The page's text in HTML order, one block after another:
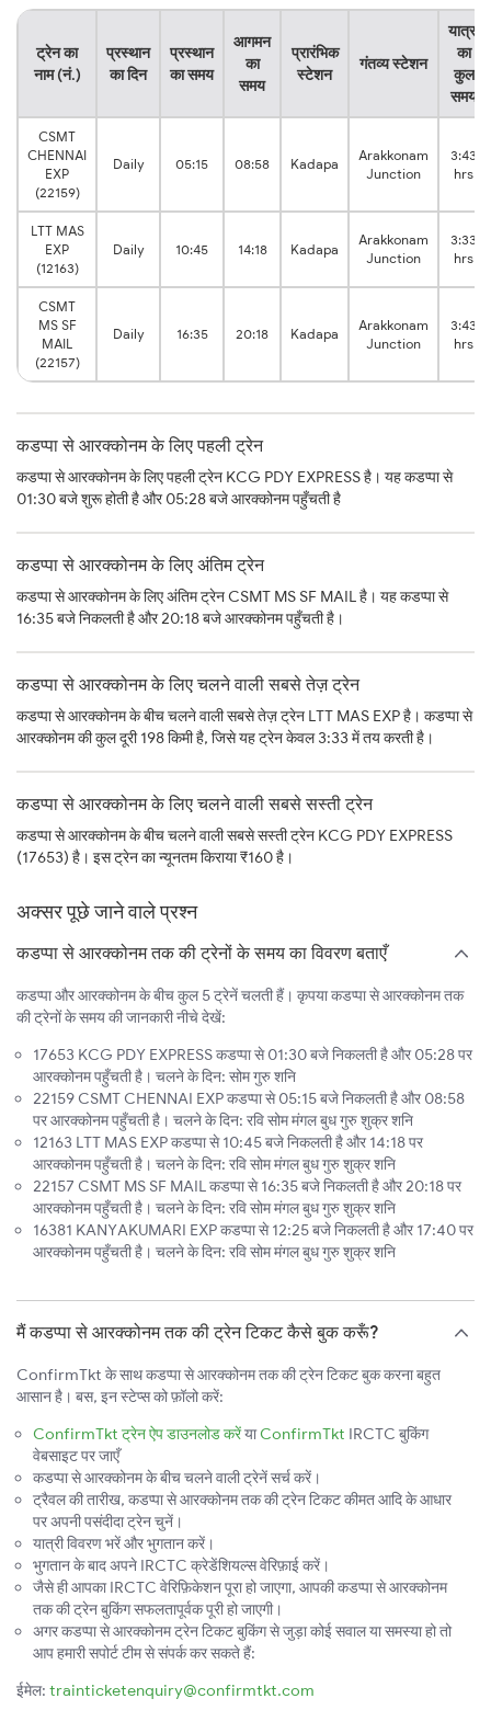
ट्रेन का
नाम (नं.)
प्रस्थान
का दिन
प्रस्थान
का समय
आगमन
का
समय
प्रारंभिक
स्टेशन
गंतव्य स्टेशन
यात्रा
का
कुल
समय
CSMT
CHENNAI
EXP
(22159)
Daily 05:15 08:58 Kadapa
Arakkonam
Junction
3:43
hrs
LTT MAS
EXP
(12163)
Daily 10:45 14:18 Kadapa
Arakkonam
Junction
3:33
hrs
CSMT
MS SF
MAIL
(22157)
Daily 16:35 20:18 Kadapa
Arakkonam
Junction
3:43
hrs
कडप्पा से आरक्कोनम के लिए पहली ट्रेन
कडप्पा से आरक्कोनम के लिए पहली ट्रेन KCG PDY EXPRESS है। यह कडप्पा से
01:30 बजे शुरू होती है और 05:28 बजे आरक्कोनम पहुँचती है
कडप्पा से आरक्कोनम के लिए अंतिम ट्रेन
कडप्पा से आरक्कोनम के लिए अंतिम ट्रेन CSMT MS SF MAIL है। यह कडप्पा से
16:35 बजे निकलती है और 20:18 बजे आरक्कोनम पहुँचती है।
कडप्पा से आरक्कोनम के लिए चलने वाली सबसे तेज़ ट्रेन
कडप्पा से आरक्कोनम के बीच चलने वाली सबसे तेज़ ट्रेन LTT MAS EXP है। कडप्पा से
आरक्कोनम की कुल दूरी 198 किमी है, जिसे यह ट्रेन केवल 3:33 में तय करती है।
कडप्पा से आरक्कोनम के लिए चलने वाली सबसे सस्ती ट्रेन
कडप्पा से आरक्कोनम के बीच चलने वाली सबसे सस्ती ट्रेन KCG PDY EXPRESS
(17653) है। इस ट्रेन का न्यूनतम किराया ₹160 है।
अक्सर पूछे जाने वाले प्रश्न
कडप्पा से आरक्कोनम तक की ट्रेनों के समय का विवरण बताएँ
कडप्पा और आरक्कोनम के बीच कुल 5 ट्रेनें चलती हैं। कृपया कडप्पा से आरक्कोनम तक
की ट्रेनों के समय की जानकारी नीचे देखें:
17653 KCG PDY EXPRESS कडप्पा से 01:30 बजे निकलती है और 05:28 पर
आरक्कोनम पहुँचती है। चलने के दिन: सोम गुरु शनि
22159 CSMT CHENNAI EXP कडप्पा से 05:15 बजे निकलती है और 08:58
पर आरक्कोनम पहुँचती है। चलने के दिन: रवि सोम मंगल बुध गुरु शुक्र शनि
12163 LTT MAS EXP कडप्पा से 10:45 बजे निकलती है और 14:18 पर
आरक्कोनम पहुँचती है। चलने के दिन: रवि सोम मंगल बुध गुरु शुक्र शनि
22157 CSMT MS SF MAIL कडप्पा से 16:35 बजे निकलती है और 20:18 पर
आरक्कोनम पहुँचती है। चलने के दिन: रवि सोम मंगल बुध गुरु शुक्र शनि
16381 KANYAKUMARI EXP कडप्पा से 12:25 बजे निकलती है और 17:40 पर
आरक्कोनम पहुँचती है। चलने के दिन: रवि सोम मंगल बुध गुरु शुक्र शनि
मैं कडप्पा से आरक्कोनम तक की ट्रेन टिकट कैसे बुक करूँ?
ConfirmTkt के साथ कडप्पा से आरक्कोनम तक की ट्रेन टिकट बुक करना बहुत
आसान है। बस, इन स्टेप्स को फ़ॉलो करें:
ConfirmTkt ट्रेन ऐप डाउनलोड करेंयाConfirmTkt IRCTC बुकिंग
वेबसाइट पर जाएँ
कडप्पा से आरक्कोनम के बीच चलने वाली ट्रेनें सर्च करें।
ट्रैवल की तारीख, कडप्पा से आरक्कोनम तक की ट्रेन टिकट कीमत आदि के आधार
पर अपनी पसंदीदा ट्रेन चुनें।
यात्री विवरण भरें और भुगतान करें।
भुगतान के बाद अपने IRCTC क्रेडेंशियल्स वेरिफ़ाई करें।
जैसे ही आपका IRCTC वेरिफ़िकेशन पूरा हो जाएगा, आपकी कडप्पा से आरक्कोनम
तक की ट्रेन बुकिंग सफलतापूर्वक पूरी हो जाएगी।
अगर कडप्पा से आरक्कोनम ट्रेन टिकट बुकिंग से जुड़ा कोई सवाल या समस्या हो तो
आप हमारी सपोर्ट टीम से संपर्क कर सकते हैं:
ईमेल: trainticketenquiry@confirmtkt.com